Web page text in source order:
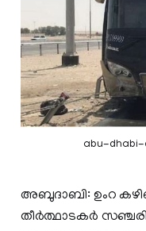
abu-dhabi-
അബുദാബി: ഉംറ
തീര്‍ത്ഥാടകര്‍